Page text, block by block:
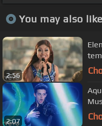
You may also
2:56
2:07